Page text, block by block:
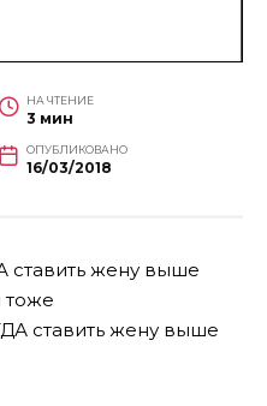
НА ЧТЕНИЕ
3 мин
ОПУБЛИКОВАНО
16/03/2018
жену выше
тоже